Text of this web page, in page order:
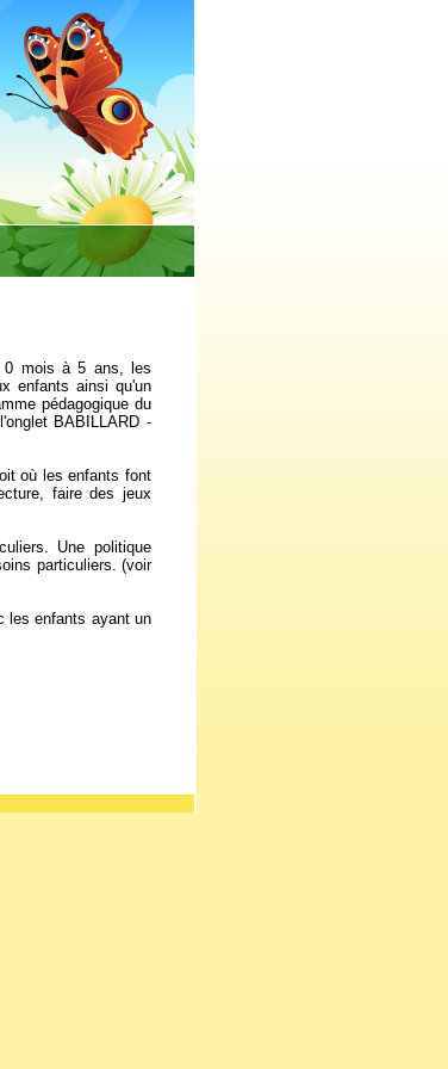
0 mois à 5 ans, les
enfants ainsi qu'un
pédagogique du
BABILLARD -
où les enfants font
faire des jeux
Une politique
particuliers. (voir
les enfants ayant un